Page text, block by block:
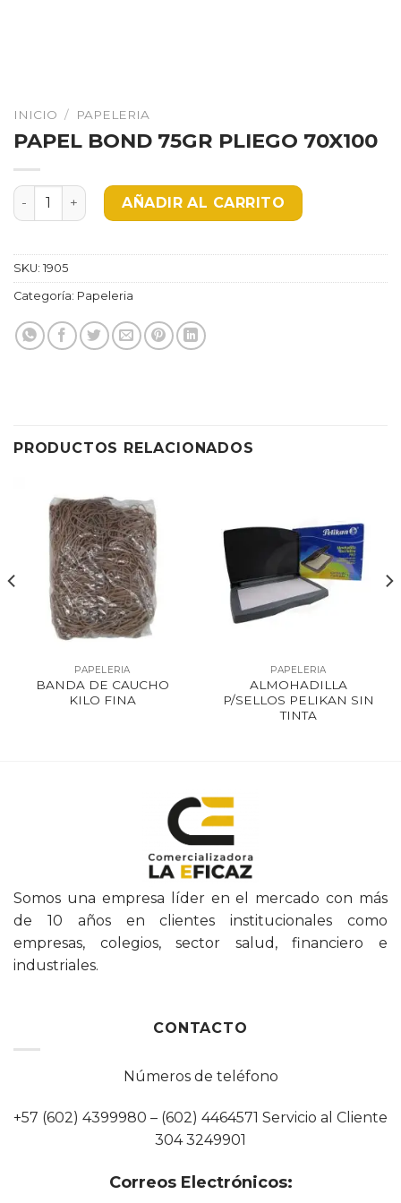
INICIO / PAPELERIA
PAPEL BOND 75GR PLIEGO 70X100
PAPEL BOND 75GR PLIEGO 70X100 cantidad
AÑADIR AL CARRITO
SKU: 1905
Categoría: Papeleria
PRODUCTOS RELACIONADOS
PAPELERIA
BANDA DE CAUCHO
KILO FINA
PAPELERIA
ALMOHADILLA
P/SELLOS PELIKAN SIN
TINTA
Somos una empresa líder en el mercado con más
de 10 años en clientes institucionales como
empresas, colegios, sector salud, financiero e
industriales.
CONTACTO
Números de teléfono
+57 (602) 4399980 – (602) 4464571 Servicio al Cliente
304 3249901
Correos Electrónicos: